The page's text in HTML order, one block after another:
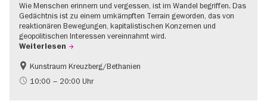
Wie Menschen erinnern und vergessen, ist im Wandel begriffen. Das
Gedächtnis ist zu einem umkämpften Terrain geworden, das von
reaktionären Bewegungen, kapitalistischen Konzernen und
geopolitischen Interessen vereinnahmt wird.
Weiterlesen
Gratis
International
Kunstraum Kreuzberg/Bethanien
10:00 – 20:00 Uhr